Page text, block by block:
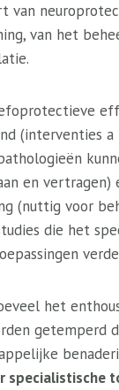
van
van het
(interventies a
en vertragen)
(nuttig voor
die het
het
getemperd
specialistische